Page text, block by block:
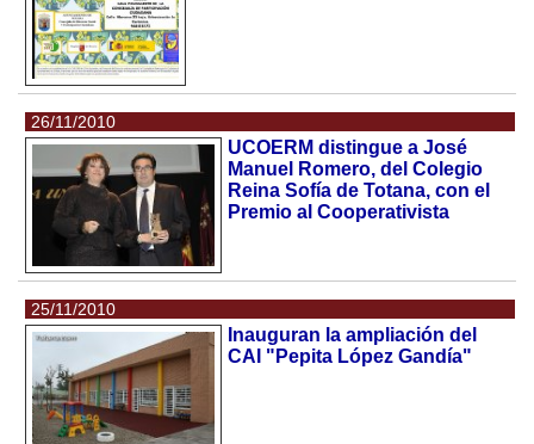
26/11/2010
UCOERM distingue a José
Manuel Romero, del Colegio
Reina Sofía de Totana, con el
Premio al Cooperativista
25/11/2010
Inauguran la ampliación del
CAI "Pepita López Gandía"